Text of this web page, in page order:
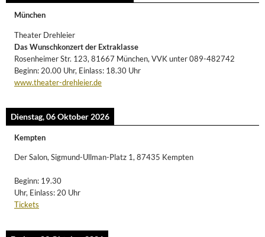
München
Theater Drehleier
Das Wunschkonzert der Extraklasse
Rosenheimer Str. 123, 81667 München, VVK unter 089-482742
Beginn: 20.00 Uhr, Einlass: 18.30 Uhr
www.theater-drehleier.de
Dienstag, 06 Oktober 2026
Kempten
Der Salon, Sigmund-Ullman-Platz 1, 87435 Kempten
Beginn: 19.30
Uhr, Einlass: 20 Uhr
Tickets